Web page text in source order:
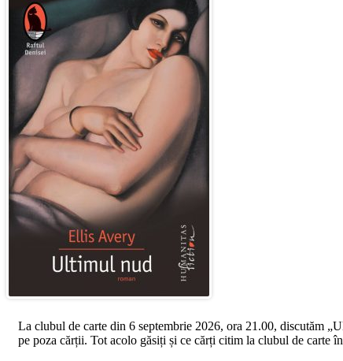
La clubul de carte din 6 septembrie 2026, ora 21.00, discutăm
pe poza cărții. Tot acolo găsiți și ce cărți citim la clubul de carte